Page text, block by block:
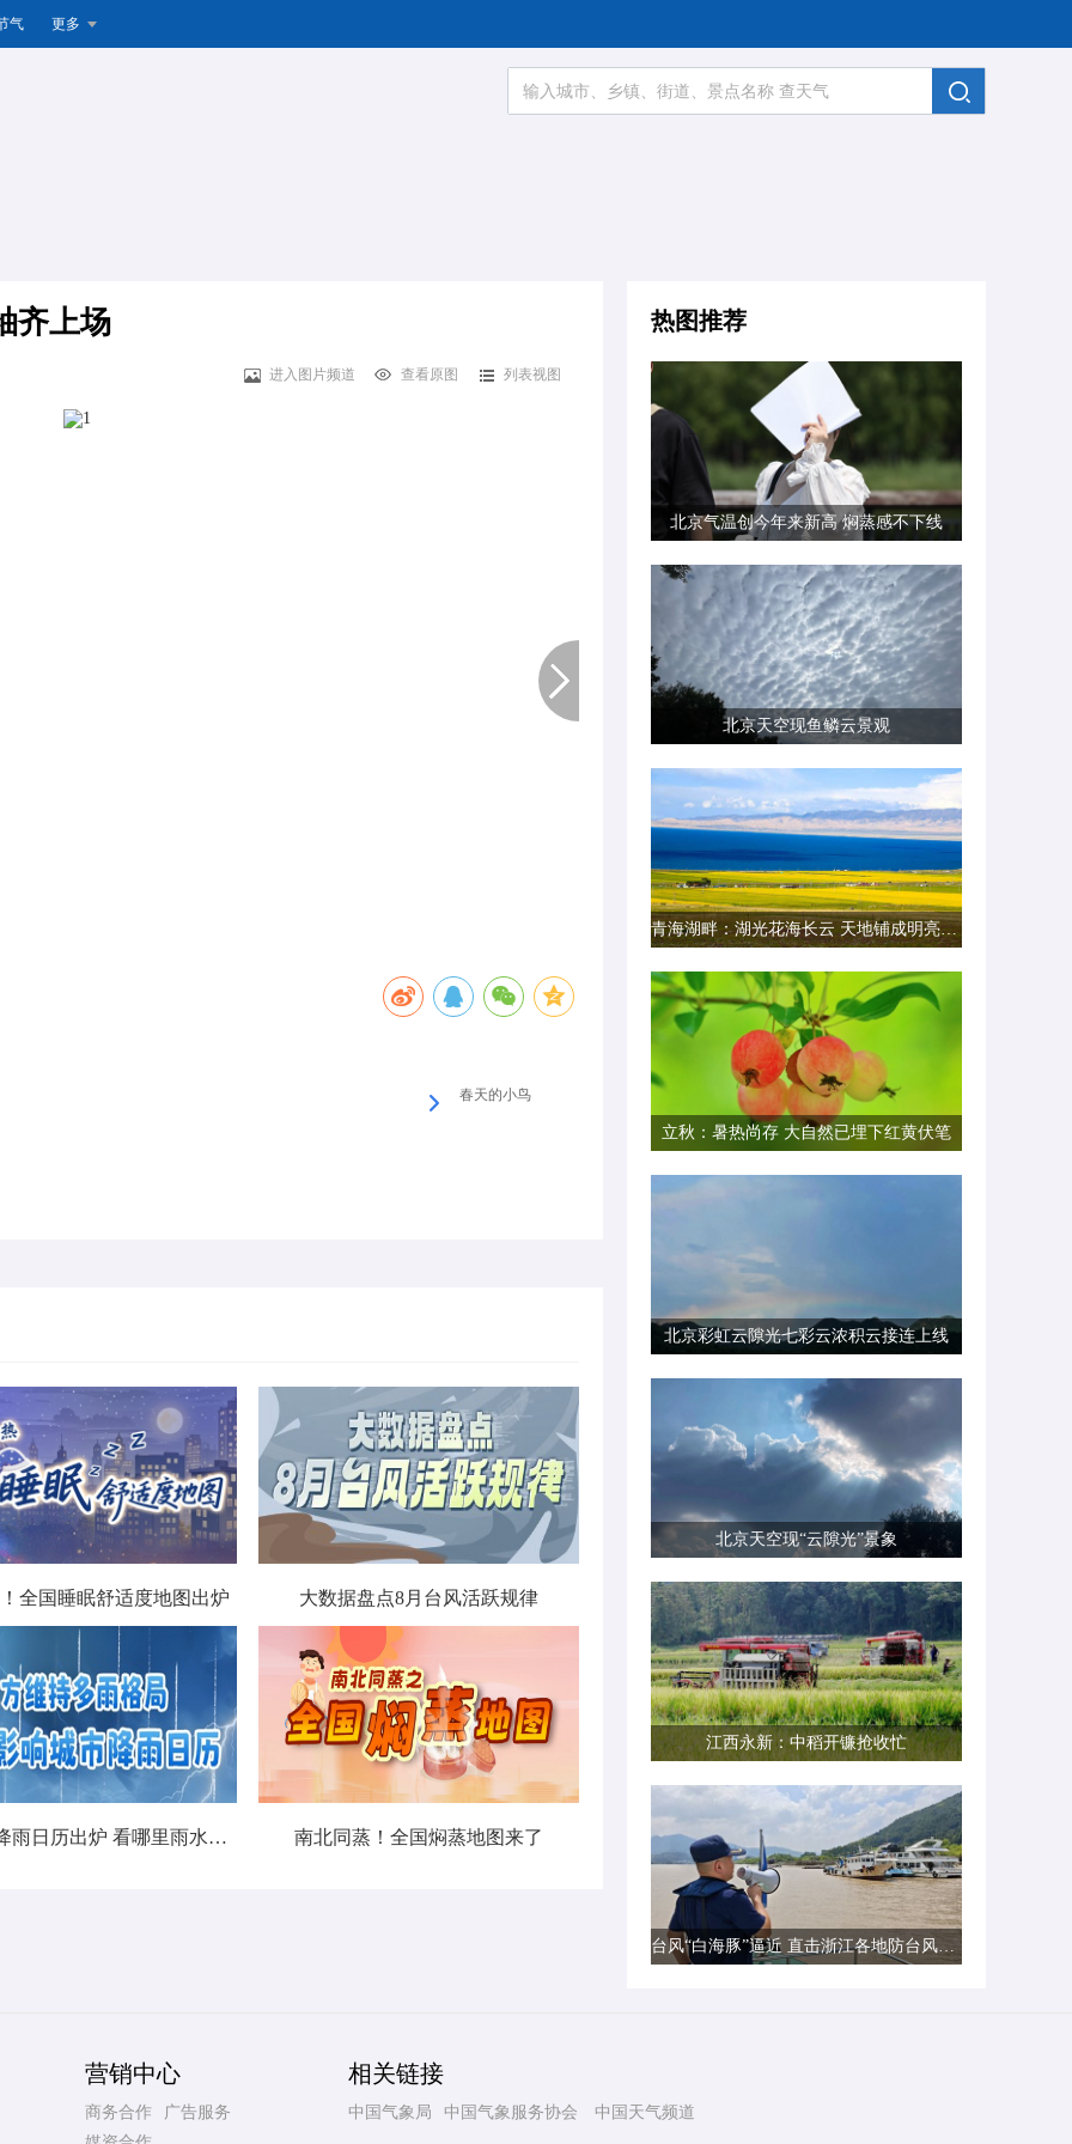
气 更多
齐上场
进入图片频道 查看原图 列表视图
春天的小鸟
全国睡眠舒适度地图出炉 大数据盘点8月台风活跃规律
北方城市降雨日历出炉 看哪里雨水超长待机 南北同蒸！全国焖蒸地图来了
热图推荐
北京气温创今年来新高 焖蒸感不下线
北京天空现鱼鳞云景观
青海湖畔：湖光花海长云 天地铺成明亮画卷
立秋：暑热尚存 大自然已埋下红黄伏笔
北京彩虹云隙光七彩云浓积云接连上线
北京天空现“云隙光”景象
江西永新：中稻开镰抢收忙
台风“白海豚”逼近 直击浙江各地防台风一线现场
营销中心
商务合作
广告服务
相关链接
中国气象局 中国气象服务协会 中国天气频道